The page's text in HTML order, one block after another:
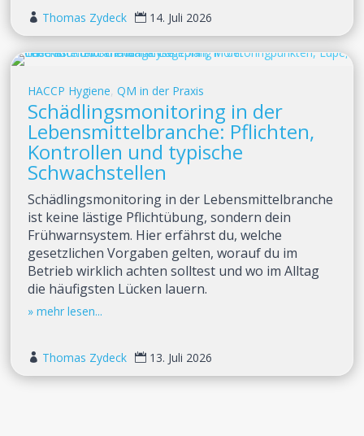
 Thomas Zydeck  14. Juli 2026
HACCP Hygiene,QM in der Praxis
Schädlingsmonitoring in der
Lebensmittelbranche: Pflichten,
Kontrollen und typische
Schwachstellen
Schädlingsmonitoring in der Lebensmittelbranche
ist keine lästige Pflichtübung, sondern dein
Frühwarnsystem. Hier erfährst du, welche
gesetzlichen Vorgaben gelten, worauf du im
Betrieb wirklich achten solltest und wo im Alltag
die häufigsten Lücken lauern.
 Thomas Zydeck  13. Juli 2026